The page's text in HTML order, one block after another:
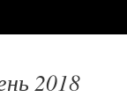
2018